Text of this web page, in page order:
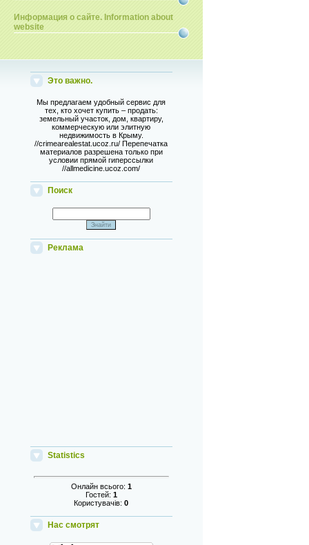
Информация о сайте. Information about
website
Это важно.
Мы предлагаем удобный сервис для
тех, кто хочет купить – продать:
земельный участок, дом, квартиру,
коммерческую или элитную
недвижимость в Крыму.
//crimearealestat.ucoz.ru/ Перепечатка
материалов разрешена только при
условии прямой гиперссылки
//allmedicine.ucoz.com/
Поиск
Реклама
Statistics
Онлайн всього: 1
Гостей: 1
Користувачів:0
Нас смотрят